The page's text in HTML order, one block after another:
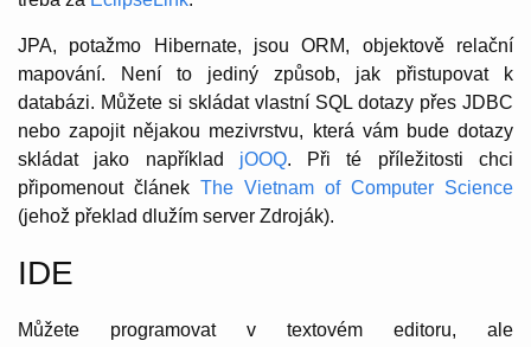
JPA, potažmo Hibernate, jsou ORM, objektově relační
mapování. Není to jediný způsob, jak přistupovat k
databázi. Můžete si skládat vlastní SQL dotazy přes JDBC
nebo zapojit nějakou mezivrstvu, která vám bude dotazy
skládat jako například jOOQ. Při té příležitosti chci
připomenout článek The Vietnam of Computer Science
(jehož překlad dlužím server Zdroják).
IDE
Můžete programovat v textovém editoru, ale